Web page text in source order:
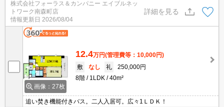
現地付近にて待ち合わせをさせていただきご内覧いただくサービス
や、主要駅までのお迎えサービスも実施中です☆詳しくは「エイブ
ルネットワーク南森町店」０１２０－８２１－２６０にお気軽にお
問合せ下さい♪
株式会社フォーラス＆カンパニー エイブルネッ
トワーク南森町店
情報更新日 2026/08/04
詳細を見る
画像：27枚
12.4万円(管理費等：10,000円)
敷
なし 礼
250,000円
8階
1LDK 40m²
追い焚き機能付きバス。二人入居可。広々1ＬＤＫ！